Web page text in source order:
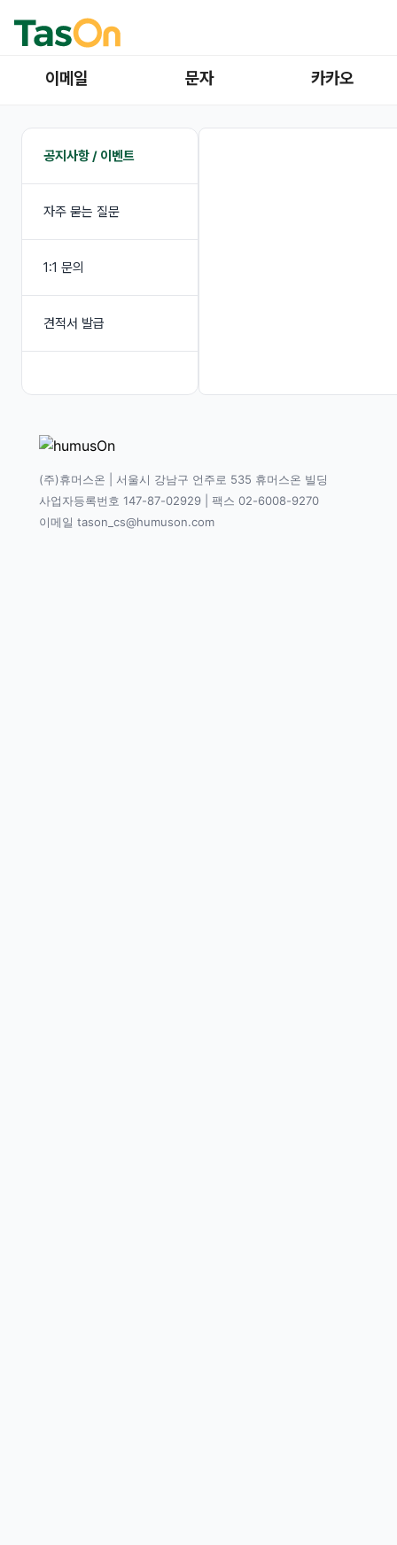
이메일 문자 카카오
공지사항 / 이벤트
자주 묻는 질문
1:1 문의
견적서 발급
(주)휴머스온 | 서울시 강남구 언주로 535 휴머스온 빌딩
사업자등록번호 147-87-02929 | 팩스 02-6008-9270
이메일 tason_cs@humuson.com